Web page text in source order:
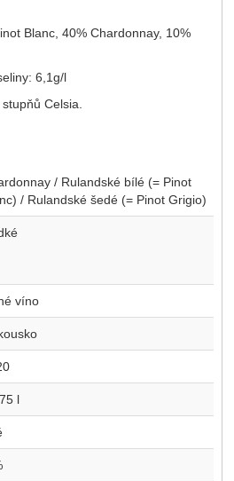
Blanc, 40% Chardonnay, 10%
6,1g/l
Celsia.
/ Rulandské bílé (= Pinot
/ Rulandské šedé (= Pinot Grigio)
víno
l